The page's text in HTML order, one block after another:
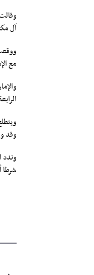
آل
مع
وقد
وندد
شرطا